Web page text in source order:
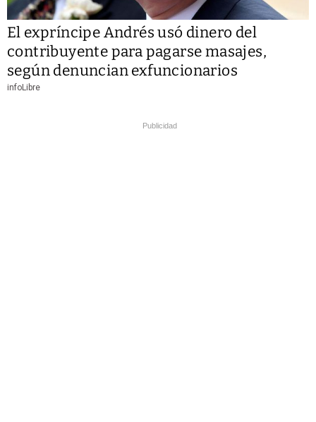
El expríncipe Andrés usó dinero del
contribuyente para pagarse masajes,
según denuncian exfuncionarios
infoLibre
Publicidad